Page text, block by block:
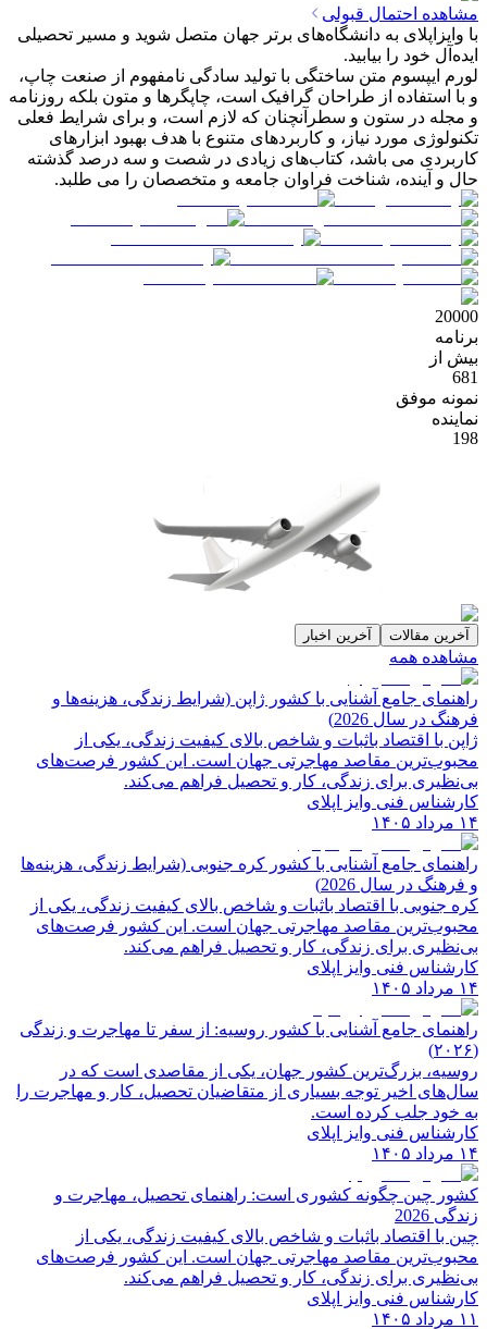
مشاهده احتمال قبولی
با وایزاپلای به دانشگاه‌های برتر جهان متصل شوید و مسیر تحصیلی
ایده‌آل خود را بیابید.
لورم ایپسوم متن ساختگی با تولید سادگی نامفهوم از صنعت چاپ،
و با استفاده از طراحان گرافیک است، چاپگرها و متون بلکه روزنامه
و مجله در ستون و سطرآنچنان که لازم است، و برای شرایط فعلی
تکنولوژی مورد نیاز، و کاربردهای متنوع با هدف بهبود ابزارهای
کاربردی می باشد، کتاب‌های زیادی در شصت و سه درصد گذشته
حال و آینده، شناخت فراوان جامعه و متخصصان را می طلبد.
20000
برنامه
بیش از
681
نمونه موفق
نماینده
198
آخرین مقالات آخرین اخبار
مشاهده همه
راهنمای جامع آشنایی با کشور ژاپن (شرایط زندگی، هزینه‌ها و
فرهنگ در سال 2026)
ژاپن با اقتصاد باثبات و شاخص‌ بالای کیفیت زندگی، یکی از
محبوب‌ترین مقاصد مهاجرتی جهان است. این کشور فرصت‌های
بی‌نظیری برای زندگی، کار و تحصیل فراهم می‌کند.
کارشناس فنی وایز اپلای
۱۴ مرداد ۱۴۰۵
راهنمای جامع آشنایی با کشور کره جنوبی (شرایط زندگی، هزینه‌ها
و فرهنگ در سال 2026)
کره جنوبی با اقتصاد باثبات و شاخص‌ بالای کیفیت زندگی، یکی از
محبوب‌ترین مقاصد مهاجرتی جهان است. این کشور فرصت‌های
بی‌نظیری برای زندگی، کار و تحصیل فراهم می‌کند.
کارشناس فنی وایز اپلای
۱۴ مرداد ۱۴۰۵
راهنمای جامع آشنایی با کشور روسیه: از سفر تا مهاجرت و زندگی
(۲۰۲۶)
روسیه، بزرگ‌ترین کشور جهان، یکی از مقاصدی است که در
سال‌های اخیر توجه بسیاری از متقاضیان تحصیل، کار و مهاجرت را
به خود جلب کرده است.
کارشناس فنی وایز اپلای
۱۴ مرداد ۱۴۰۵
کشور چین چگونه کشوری است: راهنمای تحصیل، مهاجرت و
زندگی 2026
چین با اقتصاد باثبات و شاخص‌ بالای کیفیت زندگی، یکی از
محبوب‌ترین مقاصد مهاجرتی جهان است. این کشور فرصت‌های
بی‌نظیری برای زندگی، کار و تحصیل فراهم می‌کند.
کارشناس فنی وایز اپلای
۱۱ مرداد ۱۴۰۵